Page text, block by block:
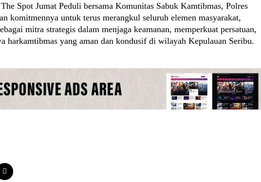
Spot Jumat Peduli bersama Komunitas Sabuk Kamtibmas, Polres
komitmennya untuk terus merangkul seluruh elemen masyarakat,
mitra strategis dalam menjaga keamanan, memperkuat persatuan,
harkamtibmas yang aman dan kondusif di wilayah Kepulauan Seribu.